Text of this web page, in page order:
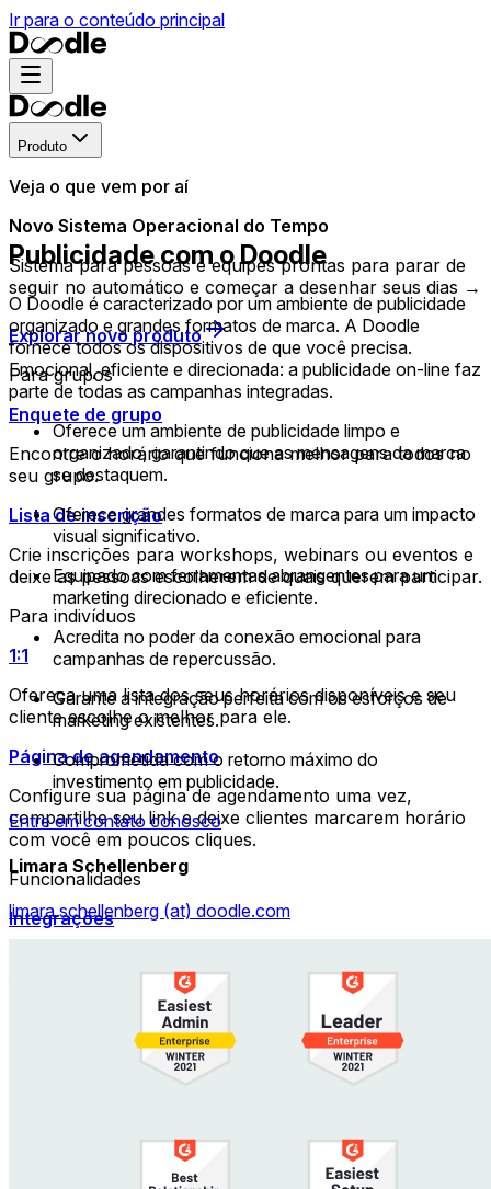
Ir para o conteúdo principal
Produto
Veja o que vem por aí
Novo Sistema Operacional do Tempo
Sistema para pessoas e equipes prontas para parar de
seguir no automático e começar a desenhar seus dias →
Explorar novo produto
Para grupos
Enquete de grupo
Encontre o horário que funciona melhor para todos no
seu grupo.
Lista de inscrição
Crie inscrições para workshops, webinars ou eventos e
deixe as pessoas escolherem de quais querem participar.
Para indivíduos
1:1
Ofereça uma lista dos seus horários disponíveis e seu
cliente escolhe o melhor para ele.
Página de agendamento
Configure sua página de agendamento uma vez,
compartilhe seu link e deixe clientes marcarem horário
com você em poucos cliques.
Funcionalidades
Integrações
ferramentas que você usa todos os dias.
Receber pagamentos
Receba pagamentos automaticamente quando seu
Mantenha seus dados seguros com segurança de nível
Publicidade com o Doodle
O Doodle é caracterizado por um ambiente de publicidade
organizado e grandes formatos de marca. A Doodle
fornece todos os dispositivos de que você precisa.
Emocional, eficiente e direcionada: a publicidade on-line faz
parte de todas as campanhas integradas.
Oferece um ambiente de publicidade limpo e
organizado, garantindo que as mensagens da marca
se destaquem.
Oferece grandes formatos de marca para um impacto
visual significativo.
Equipado com ferramentas abrangentes para um
marketing direcionado e eficiente.
Acredita no poder da conexão emocional para
campanhas de repercussão.
Garante a integração perfeita com os esforços de
marketing existentes.
Comprometida com o retorno máximo do
investimento em publicidade.
Entre em contato conosco
Limara Schellenberg
limara.schellenberg (at) doodle.com